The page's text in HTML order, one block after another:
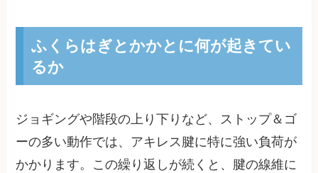
ふくらはぎとかかとに何が起きてい
るか
ジョギングや階段の上り下りなど、ストップ＆ゴ
ーの多い動作では、アキレス腱に特に強い負荷が
かかります。この繰り返しが続くと、腱の線維に